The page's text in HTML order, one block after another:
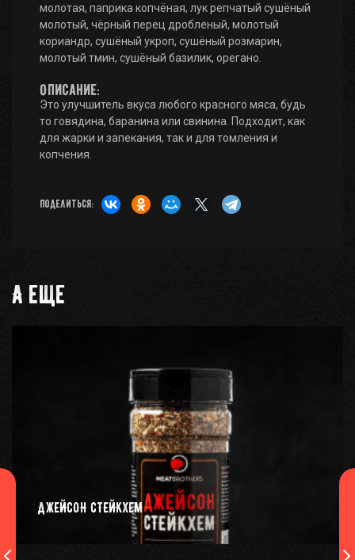
молотая, паприка копчёная, лук репчатый сушёный
молотый, чёрный перец дробленый, молотый
кориандр, сушёный укроп, сушёный розмарин,
молотый тмин, сушёный базилик, орегано.
Описание:
Это улучшитель вкуса любого красного мяса, будь
то говядина, баранина или свинина. Подходит, как
для жарки и запекания, так и для томления и
копчения.
Поделиться:
А еще
ДЖЕЙСОН СТЕЙКХЕМ